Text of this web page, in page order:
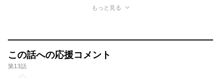
もっと見る
この話への応援コメント
第13話